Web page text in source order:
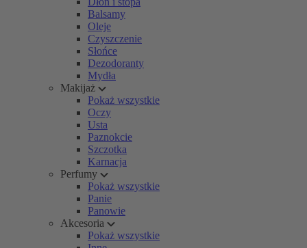
Balsamy
Oleje
Czyszczenie
Słońce
Dezodoranty
Mydła
Makijaż
Pokaż wszystkie
Oczy
Usta
Paznokcie
Szczotka
Karnacja
Perfumy
Pokaż wszystkie
Panie
Panowie
Akcesoria
Pokaż wszystkie